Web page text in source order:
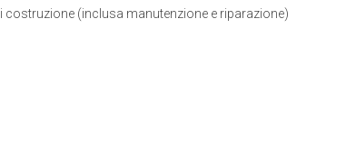
costruzione (inclusa manutenzione e riparazione)